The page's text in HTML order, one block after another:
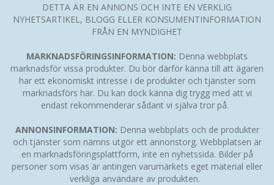
DETTA ÄR EN ANNONS OCH INTE EN VERKLIG
NYHETSARTIKEL, BLOGG ELLER KONSUMENTINFORMATION
FRÅN EN MYNDIGHET
MARKNADSFÖRINGSINFORMATION: Denna webbplats
marknadsför vissa produkter. Du bör därför känna till att ägaren
har ett ekonomiskt intresse i de produkter och tjänster som
marknadsförs här. Du kan dock känna dig trygg med att vi
endast rekommenderar sådant vi själva tror på.
ANNONSINFORMATION: Denna webbplats och de produkter
och tjänster som nämns utgör ett annonstorg. Webbplatsen är
en marknadsföringsplattform, inte en nyhetssida. Bilder på
personer som visas är antingen varumärkets eget material eller
verkliga användare av produkten.